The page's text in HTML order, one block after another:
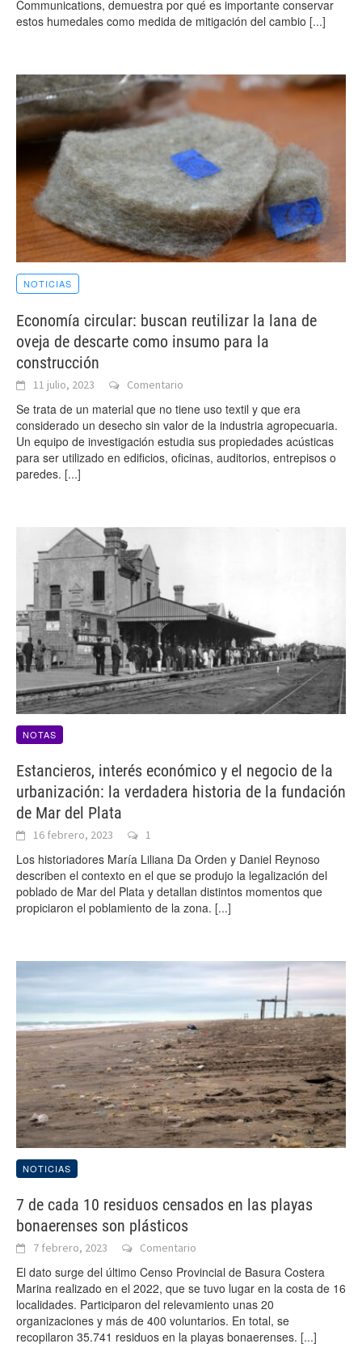
Communications, demuestra por qué es importante conservar
estos humedales como medida de mitigación del cambio [...]
NOTICIAS
Economía circular: buscan reutilizar la lana de
oveja de descarte como insumo para la
construcción
11 julio, 2023 Comentario
Se trata de un material que no tiene uso textil y que era
considerado un desecho sin valor de la industria agropecuaria.
Un equipo de investigación estudia sus propiedades acústicas
para ser utilizado en edificios, oficinas, auditorios, entrepisos o
paredes. [...]
NOTAS
Estancieros, interés económico y el negocio de la
urbanización: la verdadera historia de la fundación
de Mar del Plata
16 febrero, 2023 1
Los historiadores María Liliana Da Orden y Daniel Reynoso
describen el contexto en el que se produjo la legalización del
poblado de Mar del Plata y detallan distintos momentos que
propiciaron el poblamiento de la zona. [...]
NOTICIAS
7 de cada 10 residuos censados en las playas
bonaerenses son plásticos
7 febrero, 2023 Comentario
El dato surge del último Censo Provincial de Basura Costera
Marina realizado en el 2022, que se tuvo lugar en la costa de 16
localidades. Participaron del relevamiento unas 20
organizaciones y más de 400 voluntarios. En total, se
recopilaron 35.741 residuos en la playas bonaerenses. [...]